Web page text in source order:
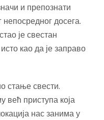
и препознати
непосредног досега.
је свестан
као да је заправо
стање свести.
већ приступа која
нас занима у